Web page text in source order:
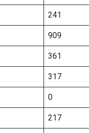
241
909
361
317
0
217